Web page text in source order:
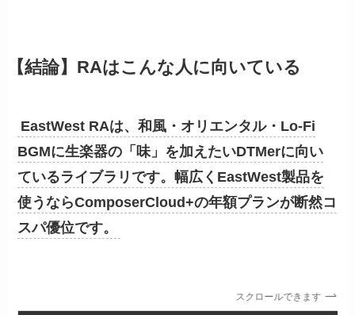
【結論】RAはこんな人に向いている
EastWest RAは、和風・オリエンタル・Lo-Fi
BGMに生楽器の「味」を加えたいDTMerに向い
ているライブラリです。幅広くEastWest製品を
使うならComposerCloud+の年額プランが断然コ
スパ優位です。
スクロールできます